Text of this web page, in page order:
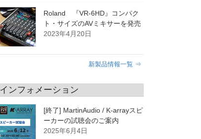
Roland 『VR-6HD』コンパク
ト・サイズのAVミキサーを発売
2023年4月20日
新製品情報一覧 ⇒
インフォメーション
[終了] MartinAudio / K-arrayスピ
ーカーの試聴会のご案内
2025年6月4日